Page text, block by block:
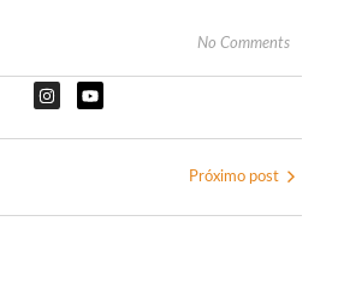
No Comments
Próximo post